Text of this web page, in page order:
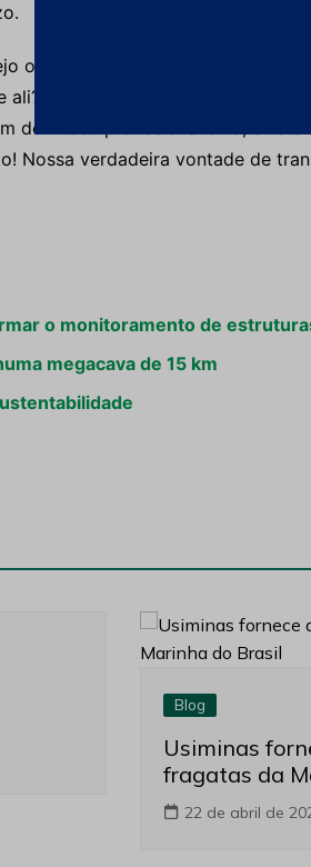
os impactos e resultados das
ali? Como estaria aquela área?
do nosso profissionalismo, existe
Nossa verdadeira vontade de
o monitoramento de
megacava de 15 km
Blog
Usiminas
fragatas da
22 de abril de